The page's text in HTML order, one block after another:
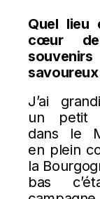
Quel lieu
cœur
souvenirs
savoureux
J’ai
un petit
dans le
en plein
la
bas